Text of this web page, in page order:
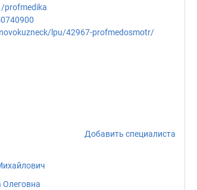
/profmedika
lpu/42967-profmedosmotr/
Добавить специалиста